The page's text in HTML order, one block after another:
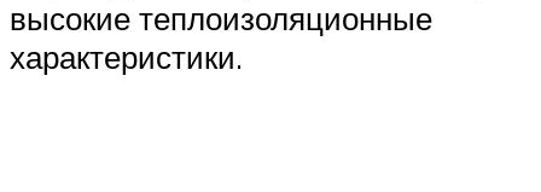
высокие теплоизоляционные
характеристики.